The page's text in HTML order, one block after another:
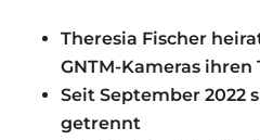
Theresia Fischer
GNTM-Kameras ihren
Seit September 2022
getrennt